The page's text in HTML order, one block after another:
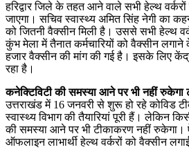
हरिद्वार जिले के तहत आने वाले सभी हेल्थ
जाएगा। सचिव स्वास्थ्य अमित सिंह नेगी का
को जितनी वैक्सीन मिली है। उससे सभी हेल्थ
कुंभ मेला में तैनात कर्मचारियों को वैक्सीन
हजार वैक्सीन की मांग की गई है। इसके लिए
रहा है।
कनेक्टिविटी की समस्या आने पर भी नहीं रुकेगा
उत्तराखंड में 16 जनवरी से शुरू हो रहे कोविड
स्वास्थ्य विभाग की तैयारियां पूरी हैं। लेकिन
की समस्या आने पर भी टीकाकरण नहीं रुकेगा।
ऑफलाइन लाभार्थी हेल्थ वर्करों को वैक्सीन